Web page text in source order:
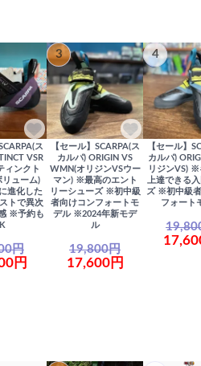
ス
VSR
ィンクト
リューム)
進化した
トで異次
※予約も
円
円
3
【セール】SCARPA(ス
カルパ) ORIGIN VS
WMN(オリジンVSウー
マン) ※最高のエント
リーシューズ ※初中級
者向けコンフォートモ
デル ※2024年新モデ
ル
19,800円
17,600円
4
【セール】
カルパ)
リジンVS) ※
上達できる
ズ ※初中級
フォート